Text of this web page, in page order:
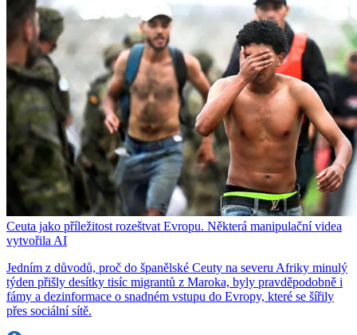
Ceuta jako příležitost rozeštvat Evropu. Některá manipulační videa
vytvořila AI
Jedním z důvodů, proč do španělské Ceuty na severu Afriky minulý
týden přišly desítky tisíc migrantů z Maroka, byly pravděpodobně i
fámy a dezinformace o snadném vstupu do Evropy, které se šířily
přes sociální sítě.